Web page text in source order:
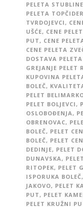
PELETA STUBLINE
PELETA
TVRDOJEVCI,
UŠĆE, CENE
PUT, CENE
CENE PELETA
DOSTAVA
GREJANJE PELET
KUPOVINA
BOLEČ,
PELET
PELET BOLJEVCI,
OSLOBOĐENJA,
OBRENOVAC,
BOLEČ, PELET
BOLEČ, PELET
DEDINJE, PELET
DUNAVSKA,
RITOPEK, PELET
ISPORUKA BOLEČ,
JAKOVO, PELET
PUT, PELET
PELET KRUŽNI